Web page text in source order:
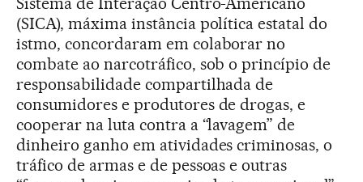
(SICA), máxima instância política estatal do
istmo, concordaram em colaborar no
combate ao narcotráfico, sob o princípio de
responsabilidade compartilhada de
consumidores e produtores de drogas, e
cooperar na luta contra a “lavagem” de
dinheiro ganho em atividades criminosas, o
tráfico de armas e de pessoas e outras